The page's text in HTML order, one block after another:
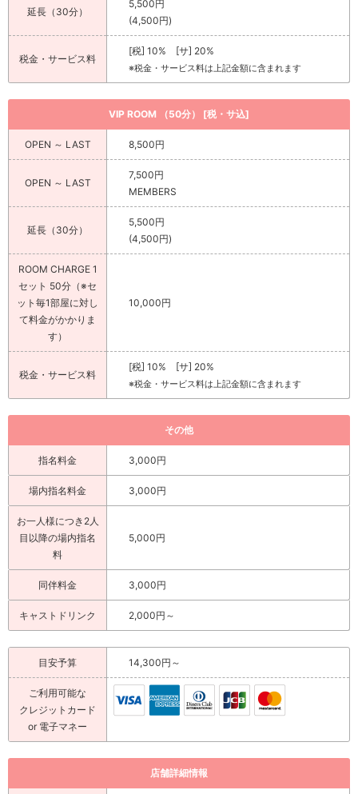
延長（30分）
5,500円
(4,500円)
税金・サービス料
[税] 10% [サ] 20%
※税金・サービス料は上記金額に含まれます
VIP ROOM （50分） [税・サ込]
OPEN ～ LAST 8,500円
OPEN ～ LAST
7,500円
MEMBERS
延長（30分）
5,500円
(4,500円)
ROOM CHARGE 1
セット 50分（※セ
ット毎1部屋に対し
て料金がかかりま
す）
10,000円
税金・サービス料
[税] 10% [サ] 20%
※税金・サービス料は上記金額に含まれます
その他
指名料金 3,000円
場内指名料金 3,000円
お一人様につき2人
目以降の場内指名
料
5,000円
同伴料金 3,000円
キャストドリンク 2,000円～
目安予算 14,300円～
ご利用可能な
クレジットカード
or 電子マネー
店舗詳細情報